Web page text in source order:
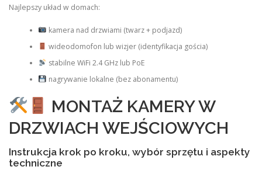
Najlepszy układ w domach:
kamera nad drzwiami (twarz + podjazd)
wideodomofon lub wizjer (identyfikacja gościa)
stabilne WiFi 2.4 GHz lub PoE
nagrywanie lokalne (bez abonamentu)
MONTAŻ KAMERY W
DRZWIACH WEJŚCIOWYCH
Instrukcja krok po kroku, wybór sprzętu i aspekty
techniczne